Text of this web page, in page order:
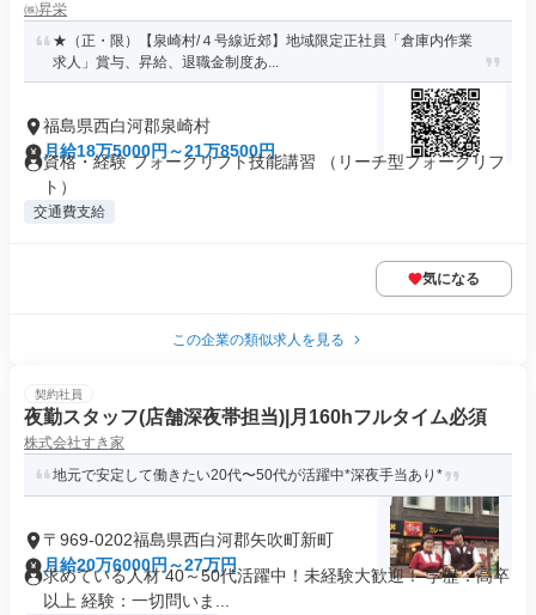
㈱昇栄
★（正・限）【泉崎村/４号線近郊】地域限定正社員「倉庫内作業
求人」賞与、昇給、退職金制度あ...
福島県西白河郡泉崎村
月給18万5000円～21万8500円
資格・経験 フォークリフト技能講習 （リーチ型フォークリフ
ト）
交通費支給
気になる
この企業の類似求人を見る
契約社員
夜勤スタッフ(店舗深夜帯担当)|月160hフルタイム必須
株式会社すき家
地元で安定して働きたい20代〜50代が活躍中*深夜手当あり*
〒969-0202福島県西白河郡矢吹町新町
月給20万6000円～27万円
求めている人材 40～50代活躍中！未経験大歓迎！ 学歴：高卒
以上 経験：一切問いま...